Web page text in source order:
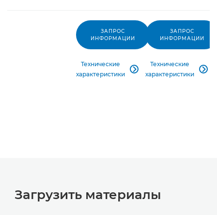
ЗАПРОС
ИНФОРМАЦИИ
Технические
характеристики

ЗАПРОС
ИНФОРМАЦИИ
Технические
характеристики

Загрузить материалы